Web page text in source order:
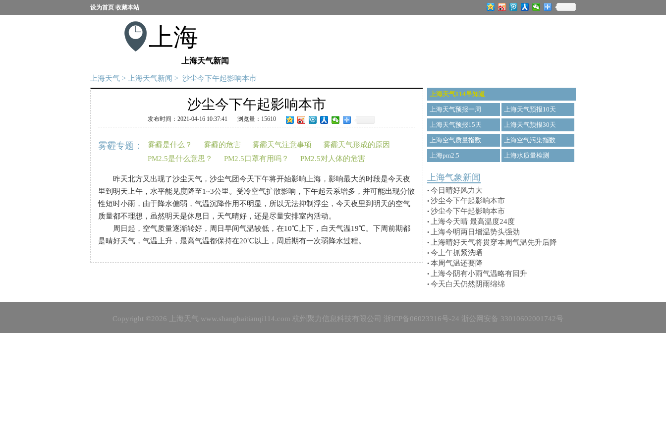
设为首页 收藏本站
上海
上海天气新闻
上海天气 > 上海天气新闻 > 沙尘今下午起影响本市
沙尘今下午起影响本市
发布时间：2021-04-16 10:37:41 浏览量：15610
雾霾专题： 雾霾是什么？ 雾霾的危害 雾霾天气注意事项
雾霾天气形成的原因
PM2.5是什么意思？
PM2.5口罩有用吗？ PM2.5对人体的危害
昨天北方又出现了沙尘天气，沙尘气团今天下午将开始影响上海，影响最大的时段是今天夜
里到明天上午，水平能见度降至1~3公里。受冷空气扩散影响，下午起云系增多，并可能出现分散
性短时小雨，由于降水偏弱，气温沉降作用不明显，所以无法抑制浮尘，今天夜里到明天的空气
质量都不理想，虽然明天是休息日，天气晴好，还是尽量安排室内活动。
周日起，空气质量逐渐转好，周日早间气温较低，在10℃上下，白天气温19℃。下周前期都
是晴好天气，气温上升，最高气温都保持在20℃以上，周后期有一次弱降水过程。
上海天气114早知道
上海天气预报一周 上海天气预报10天
上海天气预报15天 上海天气预报30天
上海空气质量指数 上海空气污染指数
上海pm2.5 上海水质量检测
上海气象新闻
• 今日晴好风力大
• 沙尘今下午起影响本市
• 沙尘今下午起影响本市
• 上海今天晴 最高温度24度
• 上海今明两日增温势头强劲
• 上海晴好天气将贯穿本周气温先升后降
• 今上午抓紧洗晒
• 本周气温还要降
• 上海今阴有小雨气温略有回升
• 今天白天仍然阴雨绵绵
Copyright ©2026 上海天气 www.shanghaitianqi114.com 杭州聚力信息科技有限公司 浙ICP备06023316号-24 浙公网安备 33010602001742号